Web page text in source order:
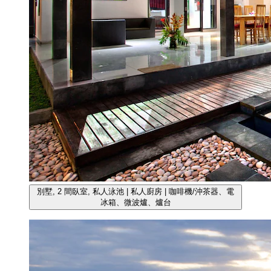
別墅, 2 間臥室, 私人泳池 | 私人廚房 | 咖啡機/沖茶器、電
冰箱、微波爐、爐台